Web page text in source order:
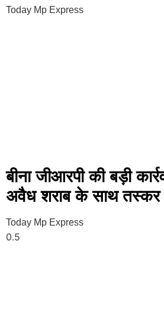
Today Mp Express
बीना जीआरपी की बड़ी
अवैध शराब के साथ तस्कर
Today Mp Express